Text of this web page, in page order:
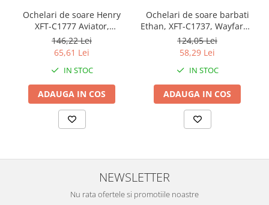
Ochelari de soare Henry
XFT-C1777 Aviator,
Polarizati, Maro
146,22 Lei
65,61 Lei
IN STOC
ADAUGA IN COS
Ochelari de soare barbati
Ethan, XFT-C1737, Wayfarer,
Polarizati, Negru
124,05 Lei
58,29 Lei
IN STOC
ADAUGA IN COS
NEWSLETTER
Nu rata ofertele si promotiile noastre